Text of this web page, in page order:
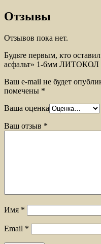
Отзывы
Отзывов пока нет.
Будьте первым, кто
асфальт» 1-6мм ЛИТОКОЛ
Ваш e-mail не будет
помечены *
Ваша оценка
Ваш отзыв *
Имя *
Email *